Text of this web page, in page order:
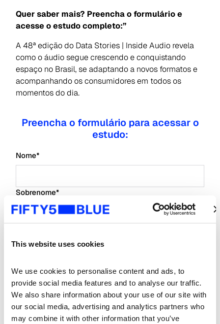
This website uses cookies
We use cookies to personalise content and ads, to
provide social media features and to analyse our traffic.
We also share information about your use of our site with
our social media, advertising and analytics partners who
may combine it with other information that you’ve
Quer saber mais? Preencha o formulário e
acesse o estudo completo:”
A 48ª edição do Data Stories | Inside Audio revela
como o áudio segue crescendo e conquistando
espaço no Brasil, se adaptando a novos formatos e
acompanhando os consumidores em todos os
momentos do dia.
Preencha o formulário para acessar o
estudo:
Nome*
Sobrenome*
Nome da empresa
Tipo de Empresa*